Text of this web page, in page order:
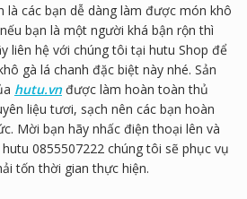
là các bạn dễ dàng làm được món khô
bạn là một người khá bận rộn thì
liên hệ với chúng tôi tại hutu Shop để
gà lá chanh đặc biệt này nhé. Sản
hutu.vnđược làm hoàn toàn thủ
liệu tươi, sạch nên các bạn hoàn
Mời bạn hãy nhấc điện thoại lên và
0855507222 chúng tôi sẽ phục vụ
tốn thời gian thực hiện.